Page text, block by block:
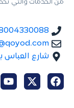
من الخدمات والتي
شارع العباس